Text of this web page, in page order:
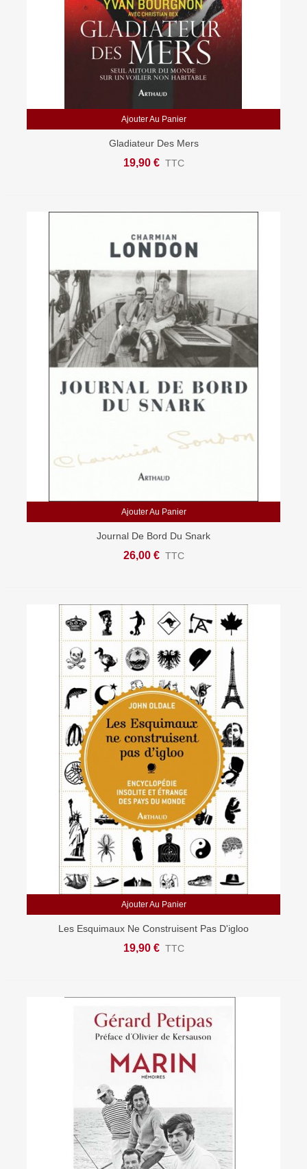
Ajouter Au Panier
Gladiateur Des Mers
19,90 € TTC
Ajouter Au Panier
Journal De Bord Du Snark
26,00 € TTC
Ajouter Au Panier
Les Esquimaux Ne Construisent Pas D'igloo
19,90 € TTC